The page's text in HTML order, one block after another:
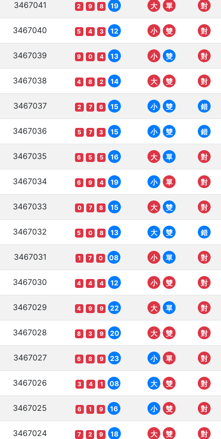
3467041 2 9 8 19 大 單 對
3467040 5 4 3 12 小 雙 對
3467039 9 0 4 13 小 雙 對
3467038 4 8 2 14 大 雙 對
3467037 2 7 6 15 小 雙 錯
3467036 5 7 3 15 小 雙 錯
3467035 6 5 5 16 大 單 對
3467034 6 9 4 19 小 單 對
3467033 0 7 8 15 大 雙 對
3467032 5 0 8 13 大 雙 錯
3467031 1 7 0 08 小 單 對
3467030 4 4 4 12 小 雙 對
3467029 4 9 9 22 大 單 對
3467028 8 3 9 20 大 雙 對
3467027 6 8 9 23 小 單 對
3467026 3 4 1 08 大 雙 對
3467025 6 1 9 16 小 雙 對
3467024 7 2 9 18 大 雙 對